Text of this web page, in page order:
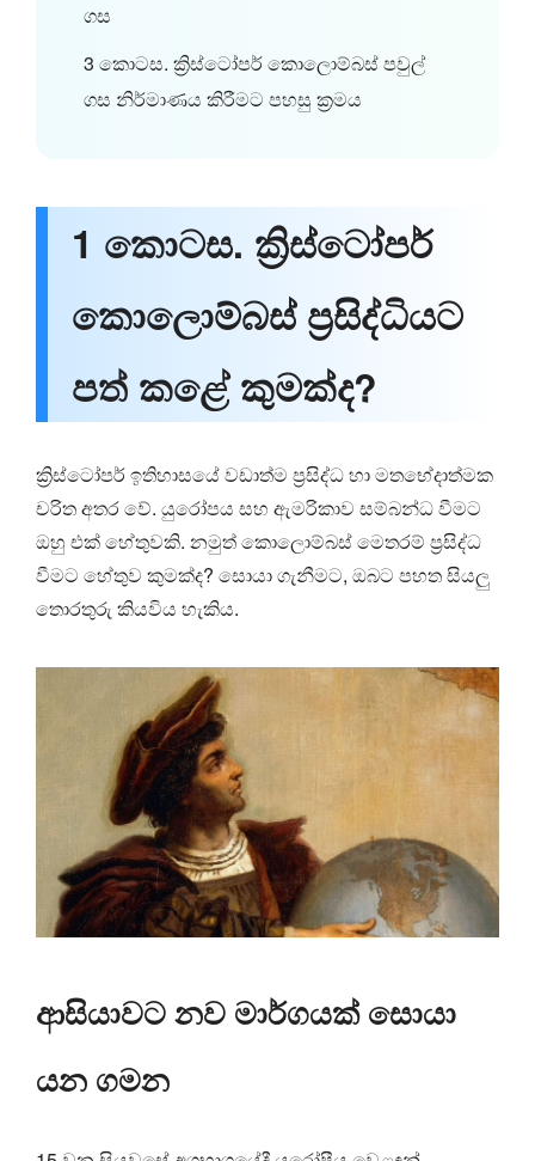
ගස
3 කොටස. ක්‍රිස්ටෝපර් කොලොම්බස් පවුල්
ගස නිර්මාණය කිරීමට පහසු ක්‍රමය
1 කොටස. ක්‍රිස්ටෝපර්
කොලොම්බස් ප්‍රසිද්ධියට
පත් කළේ කුමක්ද?
ක්‍රිස්ටෝපර් ඉතිහාසයේ වඩාත්ම ප්‍රසිද්ධ හා මතභේදාත්මක
චරිත අතර වේ. යුරෝපය සහ ඇමරිකාව සම්බන්ධ වීමට
ඔහු එක් හේතුවකි. නමුත් කොලොම්බස් මෙතරම් ප්‍රසිද්ධ
වීමට හේතුව කුමක්ද? සොයා ගැනීමට, ඔබට පහත සියලු
තොරතුරු කියවිය හැකිය.
ආසියාවට නව මාර්ගයක් සොයා
යන ගමන